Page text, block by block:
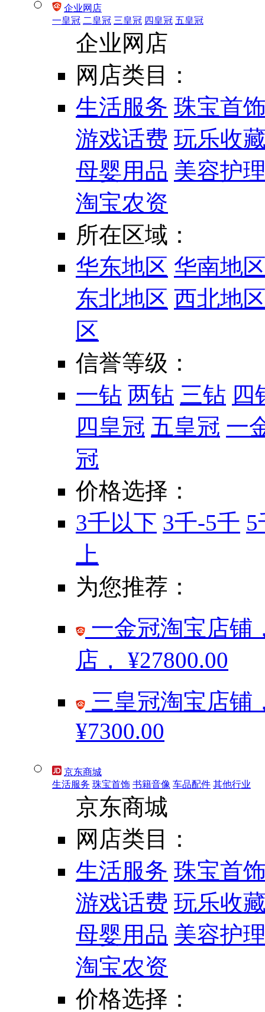
企业网店
一皇冠 二皇冠 三皇冠 四皇冠 五皇冠
企业网店
网店类目：
生活服务 珠宝首
游戏话费 玩乐收
母婴用品 美容护
淘宝农资
所在区域：
华东地区 华南地
东北地区 西北地
区
信誉等级：
一钻 两钻 三钻 四
四皇冠 五皇冠 一
冠
价格选择：
3千以下 3千-5千 5
上
为您推荐：
一金冠淘宝店铺
店， ¥27800.00
三皇冠淘宝店铺
¥7300.00
京东商城
生活服务 珠宝首饰 书籍音像 车品配件 其他行业
京东商城
网店类目：
生活服务 珠宝首
游戏话费 玩乐收
母婴用品 美容护
淘宝农资
价格选择：